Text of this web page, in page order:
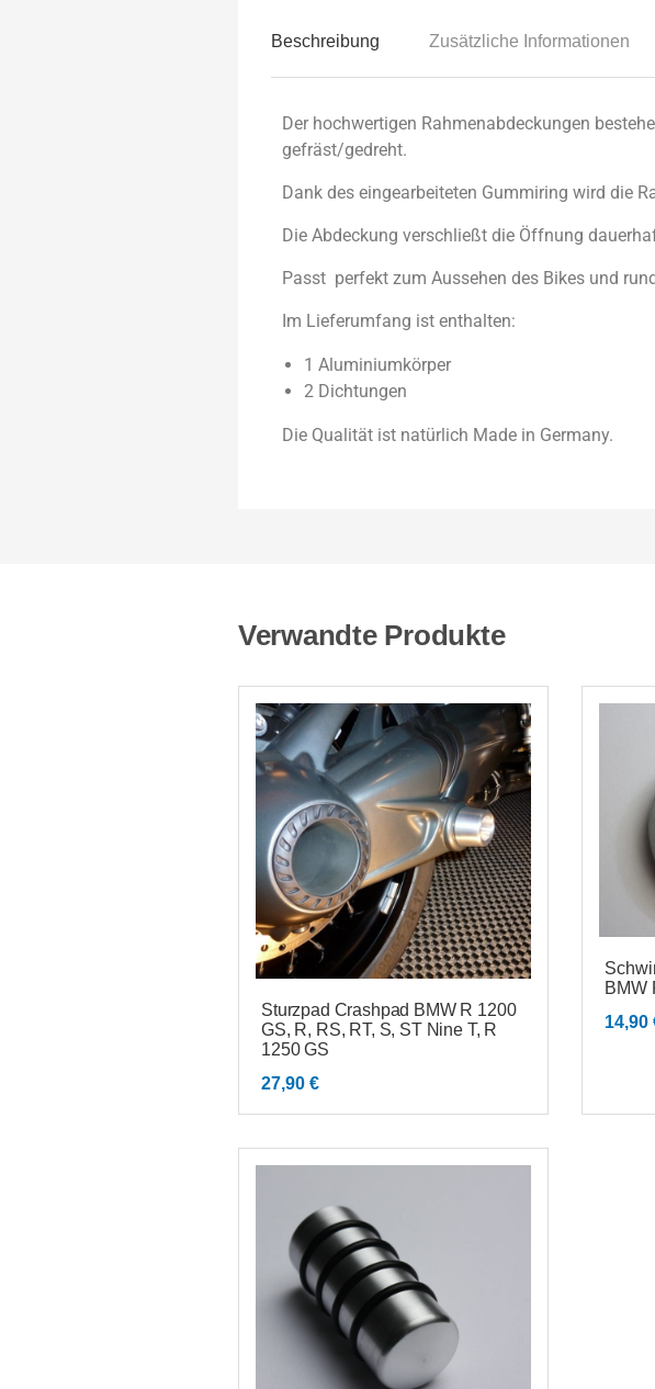
Beschreibung Zusätzliche Informationen
Der hochwertigen Rahmenabdeckungen
gefräst/gedreht.
Dank des eingearbeiteten Gummiring wird die
Die Abdeckung verschließt die Öffnung
Passt perfekt zum Aussehen des Bikes und
Im Lieferumfang ist enthalten:
1 Aluminiumkörper
2 Dichtungen
Die Qualität ist natürlich Made in Germany.
Verwandte Produkte
Sturzpad Crashpad BMW R 1200
GS, R, RS, RT, S, ST Nine T, R
1250 GS
27,90 €
BMW
14,90